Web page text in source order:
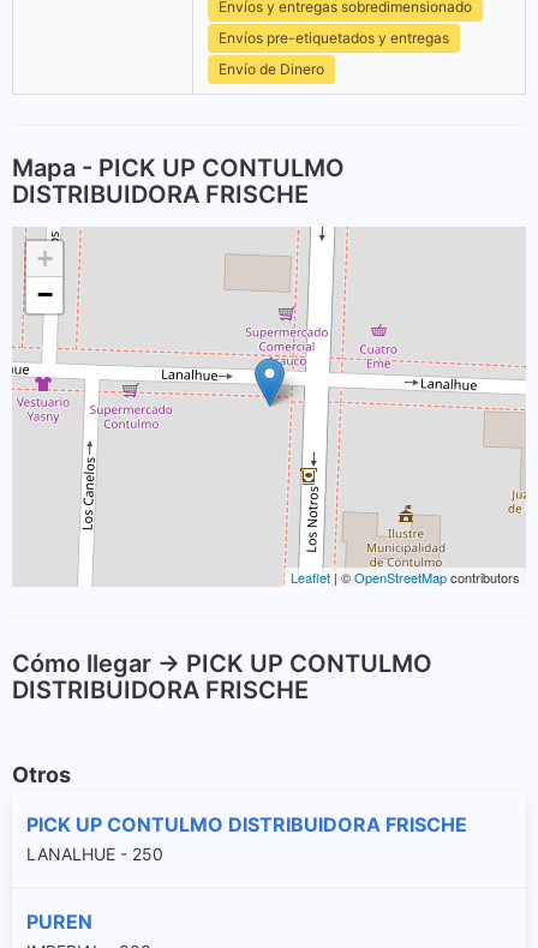
Envíos y entregas sobredimensionado
Envíos pre-etiquetados y entregas
Envío de Dinero
Mapa - PICK UP CONTULMO
DISTRIBUIDORA FRISCHE
+
−
Leaflet| ©OpenStreetMapcontributors
Cómo llegar -> PICK UP CONTULMO
DISTRIBUIDORA FRISCHE
Otros
PICK UP CONTULMO DISTRIBUIDORA FRISCHE
LANALHUE - 250
PUREN